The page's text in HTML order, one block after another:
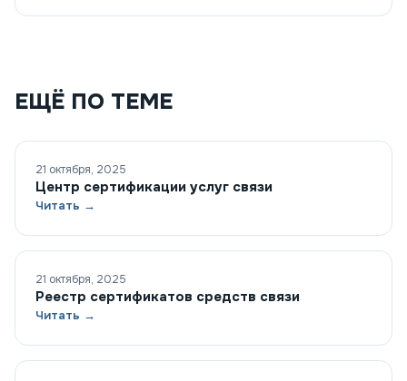
ЕЩЁ ПО ТЕМЕ
21 октября, 2025
Центр сертификации услуг связи
Читать →
21 октября, 2025
Реестр сертификатов средств связи
Читать →